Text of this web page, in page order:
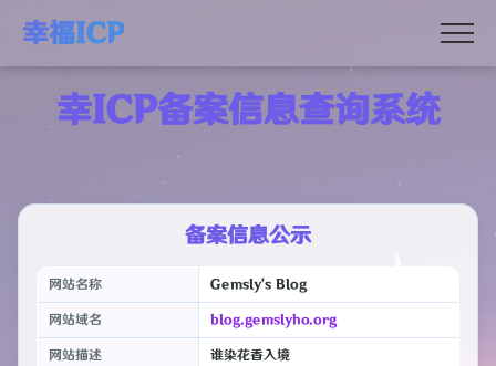
幸福ICP
幸ICP备案信息查询系统
备案信息公示
网站名称 Gemsly's Blog
网站域名 blog.gemslyho.org
网站描述 谁染花香入境